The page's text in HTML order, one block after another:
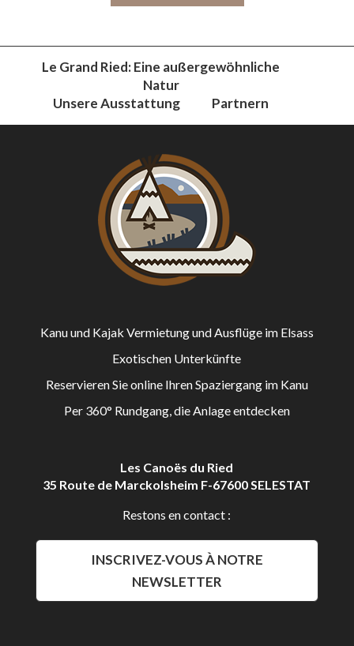
Le Grand Ried: Eine außergewöhnliche
Natur
Unsere Ausstattung
Partnern
Kanu und Kajak Vermietung und Ausflüge im Elsass
Exotischen Unterkünfte
Reservieren Sie online Ihren Spaziergang im Kanu
Per 360° Rundgang, die Anlage entdecken
Les Canoës du Ried
35 Route de Marckolsheim F-67600 SELESTAT
Restons en contact :
INSCRIVEZ-VOUS À NOTRE
NEWSLETTER